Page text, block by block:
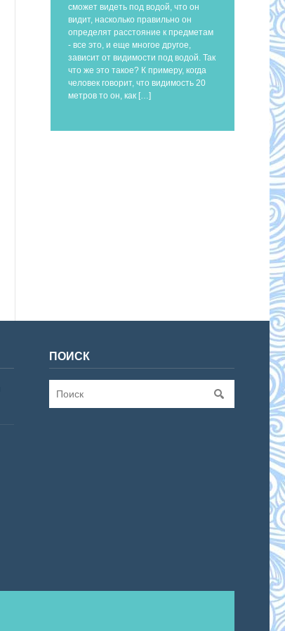
сможет видеть под водой, что он
видит, насколько правильно он
определят расстояние к предметам
- все это, и еще многое другое,
зависит от видимости под водой. Так
что же это такое? К примеру, когда
человек говорит, что видимость 20
метров то он, как […]
ПОИСК